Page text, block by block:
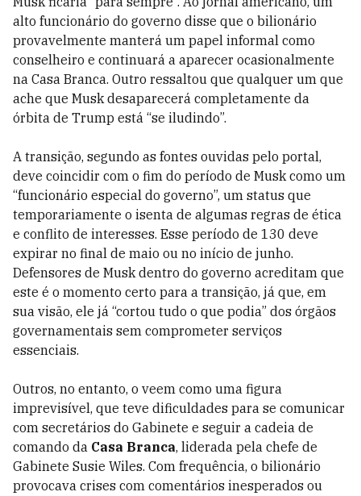
alto funcionário do governo disse que o bilionário
provavelmente manterá um papel informal como
conselheiro e continuará a aparecer ocasionalmente
na Casa Branca. Outro ressaltou que qualquer um que
ache que Musk desaparecerá completamente da
órbita de Trump está “se iludindo”.
A transição, segundo as fontes ouvidas pelo portal,
deve coincidir com o fim do período de Musk como um
“funcionário especial do governo”, um status que
temporariamente o isenta de algumas regras de ética
e conflito de interesses. Esse período de 130 deve
expirar no final de maio ou no início de junho.
Defensores de Musk dentro do governo acreditam que
este é o momento certo para a transição, já que, em
sua visão, ele já “cortou tudo o que podia” dos órgãos
governamentais sem comprometer serviços
essenciais.
Outros, no entanto, o veem como uma figura
imprevisível, que teve dificuldades para se comunicar
com secretários do Gabinete e seguir a cadeia de
comando da Casa Branca, liderada pela chefe de
Gabinete Susie Wiles. Com frequência, o bilionário
provocava crises com comentários inesperados ou